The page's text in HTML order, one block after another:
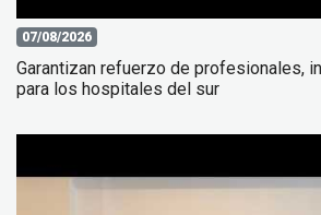
07/08/2026
Garantizan refuerzo de profesionales,
para los hospitales del sur